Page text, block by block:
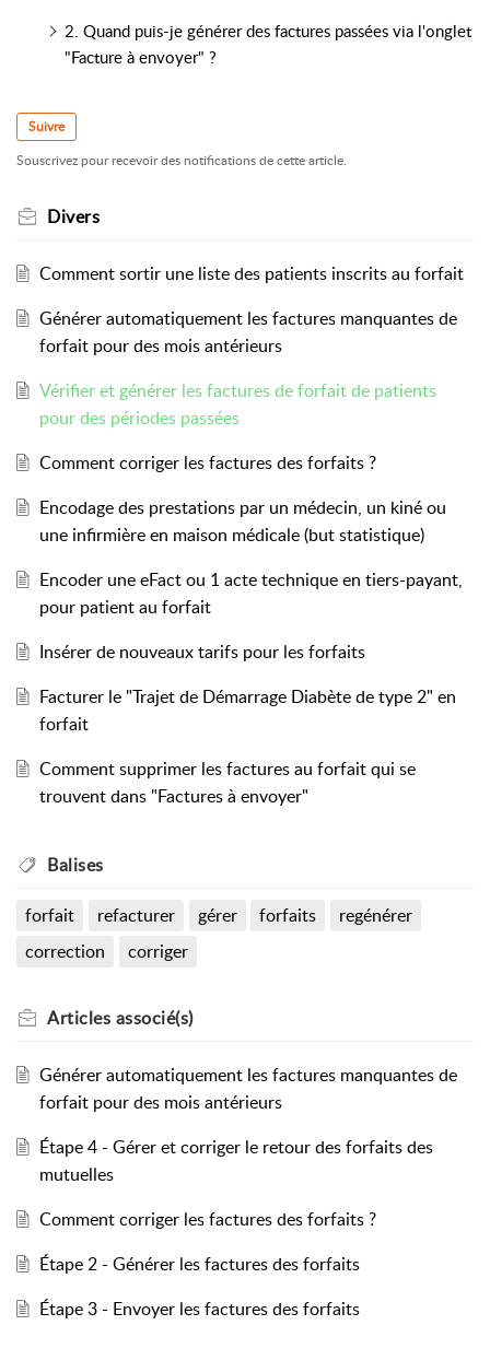
2. Quand puis-je générer des factures passées via l'onglet
"Facture à envoyer" ?
Suivre
Souscrivez pour recevoir des notifications de cette article.
Divers
Comment sortir une liste des patients inscrits au forfait
Générer automatiquement les factures manquantes de
forfait pour des mois antérieurs
Vérifier et générer les factures de forfait de patients
pour des périodes passées
Comment corriger les factures des forfaits ?
Encodage des prestations par un médecin, un kiné ou
une infirmière en maison médicale (but statistique)
Encoder une eFact ou 1 acte technique en tiers-payant,
pour patient au forfait
Insérer de nouveaux tarifs pour les forfaits
Facturer le "Trajet de Démarrage Diabète de type 2" en
forfait
Comment supprimer les factures au forfait qui se
trouvent dans "Factures à envoyer"
Balises
forfait refacturer gérer forfaits
regénérer
correction
corriger
Articles associé(s)
Générer automatiquement les factures manquantes de
forfait pour des mois antérieurs
Étape 4 - Gérer et corriger le retour des forfaits des
mutuelles
Comment corriger les factures des forfaits ?
Étape 2 - Générer les factures des forfaits
Étape 3 - Envoyer les factures des forfaits